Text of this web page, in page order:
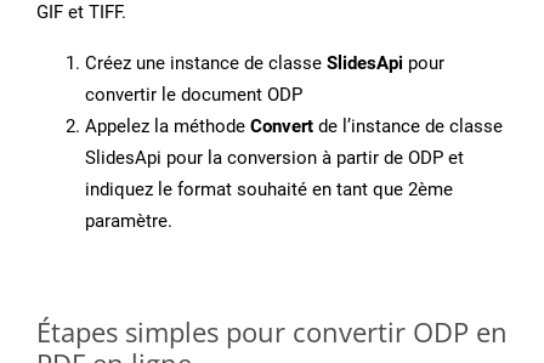
GIF et TIFF.
Créez une instance de classe SlidesApi pour
convertir le document ODP
Appelez la méthode Convert de l’instance de classe
SlidesApi pour la conversion à partir de ODP et
indiquez le format souhaité en tant que 2ème
paramètre.
Étapes simples pour convertir ODP en